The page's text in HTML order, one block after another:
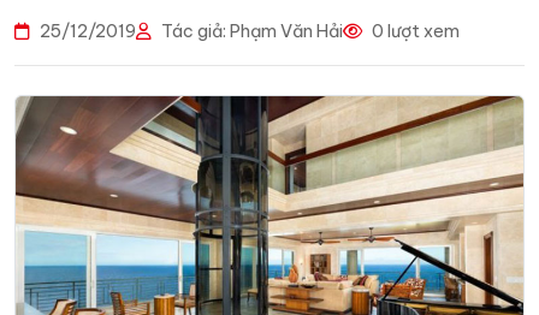
25/12/2019 Tác giả: Phạm Văn Hải 0 lượt xem